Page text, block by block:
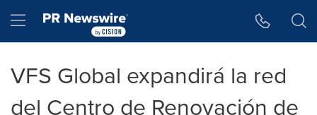
Hamburger menu
VFS Global expandirá la red
del Centro de Renovación de